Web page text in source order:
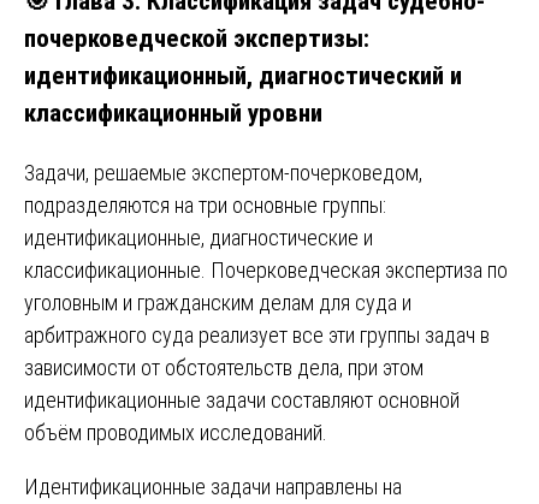
почерковедческой экспертизы:
идентификационный, диагностический и
классификационный уровни
Задачи, решаемые экспертом-почерковедом,
подразделяются на три основные группы:
идентификационные, диагностические и
классификационные. Почерковедческая экспертиза по
уголовным и гражданским делам для суда и
арбитражного суда реализует все эти группы задач в
зависимости от обстоятельств дела, при этом
идентификационные задачи составляют основной
объём проводимых исследований.
Идентификационные задачи направлены на